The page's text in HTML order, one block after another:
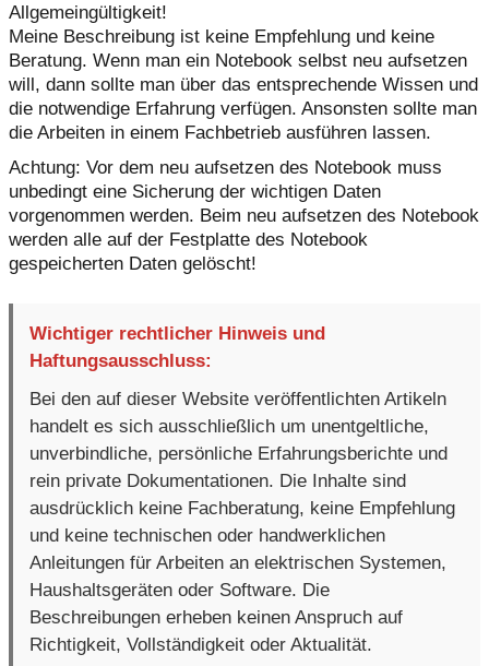
Allgemeingültigkeit!
Meine Beschreibung ist keine Empfehlung und keine
Beratung. Wenn man ein Notebook selbst neu aufsetzen
will, dann sollte man über das entsprechende Wissen und
die notwendige Erfahrung verfügen. Ansonsten sollte man
die Arbeiten in einem Fachbetrieb ausführen lassen.
Achtung: Vor dem neu aufsetzen des Notebook muss
unbedingt eine Sicherung der wichtigen Daten
vorgenommen werden. Beim neu aufsetzen des Notebook
werden alle auf der Festplatte des Notebook
gespeicherten Daten gelöscht!
Wichtiger rechtlicher Hinweis und
Haftungsausschluss:
Bei den auf dieser Website veröffentlichten Artikeln
handelt es sich ausschließlich um unentgeltliche,
unverbindliche, persönliche Erfahrungsberichte und
rein private Dokumentationen. Die Inhalte sind
ausdrücklich keine Fachberatung, keine Empfehlung
und keine technischen oder handwerklichen
Anleitungen für Arbeiten an elektrischen Systemen,
Haushaltsgeräten oder Software. Die
Beschreibungen erheben keinen Anspruch auf
Richtigkeit, Vollständigkeit oder Aktualität.